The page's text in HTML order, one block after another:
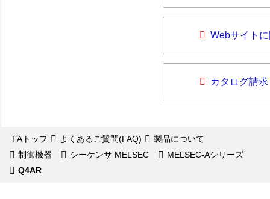
Webサイト
カタログ請求
FAトップ よくあるご質問(FAQ)
製品について
制御機器
シーケンサ MELSEC
MELSEC-Aシリーズ
Q4AR